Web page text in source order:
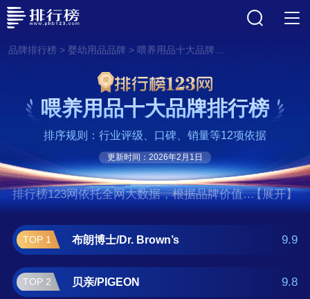
品牌排行榜> 婴幼用品品牌 > 喂养用品十大品牌排行榜
喂养用品十大品牌排行榜
排序规则：行业评级、口碑、销量等12项依据
更新时间：2026年2月1日
排行榜123网依托全网大数据，根据品牌价值、
口碑评价等多项指数评选出了喂养用品十大品
牌排行榜,前十名分别是布朗博士/Dr. Brown’s、
贝亲/PIGEON、NUK、美德乐/Medela、新安
怡/AVENT、汤美星/Tommee Tippee、可么多
么/Comotomo、海格恩/HEGEN、贝丽、倍得
【展开】
TOP 1 布朗博士/Dr. Brown’s 9.9
TOP 2 贝亲/PIGEON 9.8